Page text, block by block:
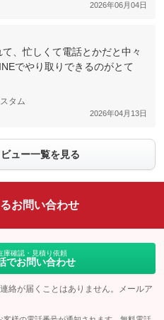
2026年06月04日
、忙しくて電話とかだと中々
でやり取りできるのがとて
タム
2026年04月13日
ュー一覧を見る
お問い合わせ
庫確認・見積り依頼
でお問い合わせ
絡が届くことはありません。メールア